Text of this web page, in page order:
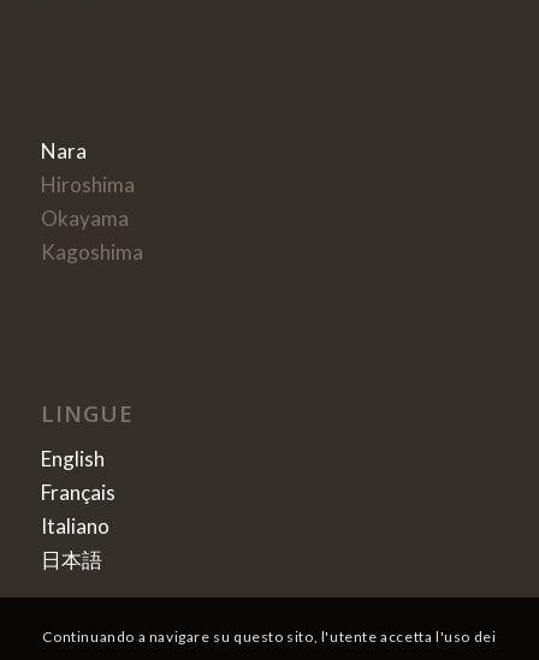
Nara
Hiroshima
Okayama
Kagoshima
LINGUE
English
Français
Italiano
日本語
Continuando a navigare su questo sito, l'utente accetta l'uso dei